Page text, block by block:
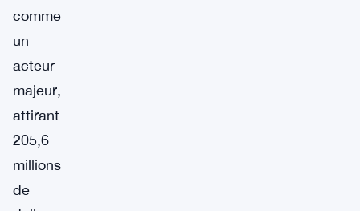
comme
un
acteur
majeur,
attirant
205,6
millions
de